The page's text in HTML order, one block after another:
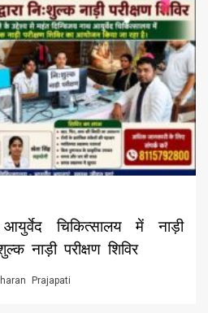
चिकित्सालय में नाड़ी
नाड़ी परीक्षण शिविर
Prajapati